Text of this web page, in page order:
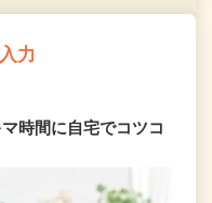
力
時間に自宅でコツコ